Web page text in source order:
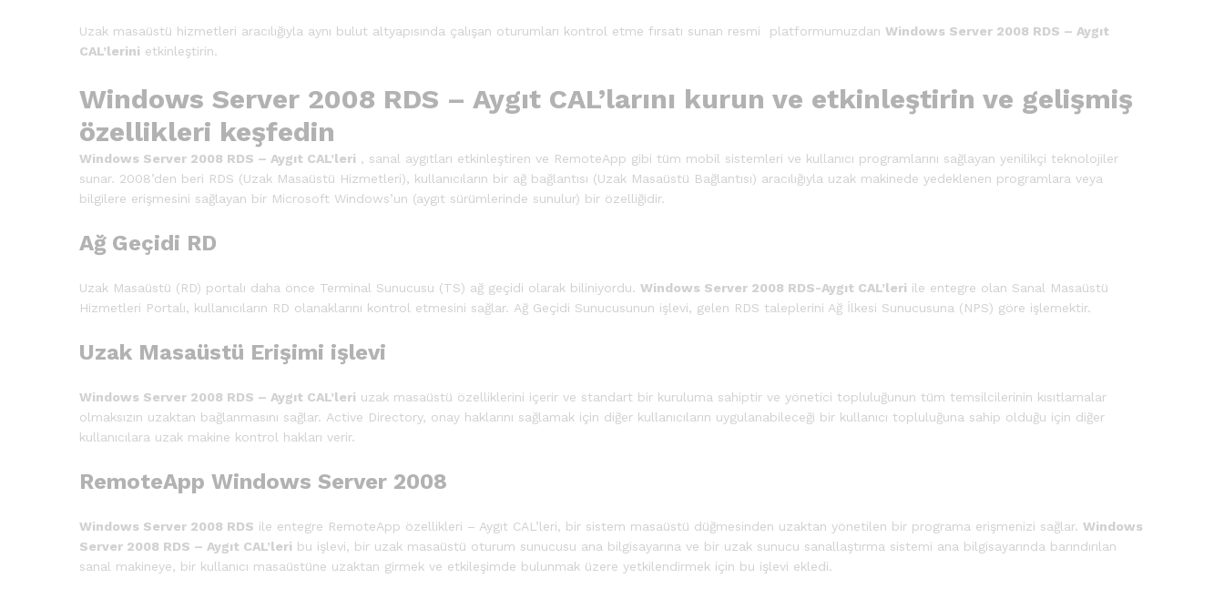
Uzak masaüstü hizmetleri aracılığıyla aynı bulut altyapısında çalışan oturumları kontrol etme fırsatı sunan resmi platformumuzdan Windows Server 2008 RDS – Aygıt
CAL’lerini etkinleştirin.
Windows Server 2008 RDS – Aygıt CAL’larını kurun ve etkinleştirin ve gelişmiş
özellikleri keşfedin
Windows Server 2008 RDS – Aygıt CAL’leri , sanal aygıtları etkinleştiren ve RemoteApp gibi tüm mobil sistemleri ve kullanıcı programlarını sağlayan yenilikçi teknolojiler
sunar. 2008’den beri RDS (Uzak Masaüstü Hizmetleri), kullanıcıların bir ağ bağlantısı (Uzak Masaüstü Bağlantısı) aracılığıyla uzak makinede yedeklenen programlara veya
bilgilere erişmesini sağlayan bir Microsoft Windows’un (aygıt sürümlerinde sunulur) bir özelliğidir.
Ağ Geçidi RD
Uzak Masaüstü (RD) portalı daha önce Terminal Sunucusu (TS) ağ geçidi olarak biliniyordu. Windows Server 2008 RDS-Aygıt CAL’leri ile entegre olan Sanal Masaüstü
Hizmetleri Portalı, kullanıcıların RD olanaklarını kontrol etmesini sağlar. Ağ Geçidi Sunucusunun işlevi, gelen RDS taleplerini Ağ İlkesi Sunucusuna (NPS) göre işlemektir.
Uzak Masaüstü Erişimi işlevi
Windows Server 2008 RDS – Aygıt CAL’leri uzak masaüstü özelliklerini içerir ve standart bir kuruluma sahiptir ve yönetici topluluğunun tüm temsilcilerinin kısıtlamalar
olmaksızın uzaktan bağlanmasını sağlar. Active Directory, onay haklarını sağlamak için diğer kullanıcıların uygulanabileceği bir kullanıcı topluluğuna sahip olduğu için diğer
kullanıcılara uzak makine kontrol hakları verir.
RemoteApp Windows Server 2008
Windows Server 2008 RDS ile entegre RemoteApp özellikleri – Aygıt CAL’leri, bir sistem masaüstü düğmesinden uzaktan yönetilen bir programa erişmenizi sağlar. Windows
Server 2008 RDS – Aygıt CAL’leri bu işlevi, bir uzak masaüstü oturum sunucusu ana bilgisayarına ve bir uzak sunucu sanallaştırma sistemi ana bilgisayarında barındırılan
sanal makineye, bir kullanıcı masaüstüne uzaktan girmek ve etkileşimde bulunmak üzere yetkilendirmek için bu işlevi ekledi.